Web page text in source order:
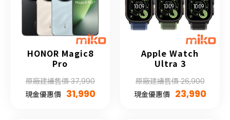
HONOR Magic8
Pro
原廠建議售價 37,990
現金優惠價 31,990
Apple Watch
Ultra 3
原廠建議售價 26,900
現金優惠價 23,990